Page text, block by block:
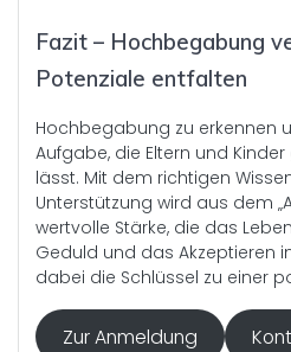
Fazit – Hochbegabung
Potenziale entfalten
Hochbegabung zu erkennen
Aufgabe, die Eltern und
lässt. Mit dem richtigen
Unterstützung wird aus dem
wertvolle Stärke, die das
Geduld und das Akzeptieren
dabei die Schlüssel zu einer
Zur Anmeldung